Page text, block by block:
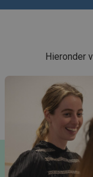
Hieronder